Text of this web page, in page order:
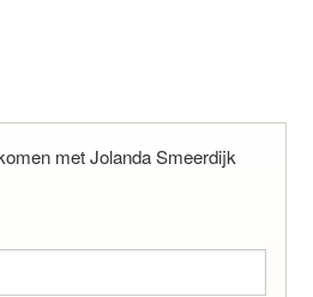
met Jolanda Smeerdijk